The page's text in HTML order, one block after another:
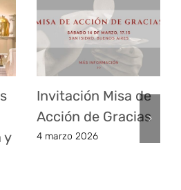
y
Invitación Misa de
Acción de Gracias
4 marzo 2026